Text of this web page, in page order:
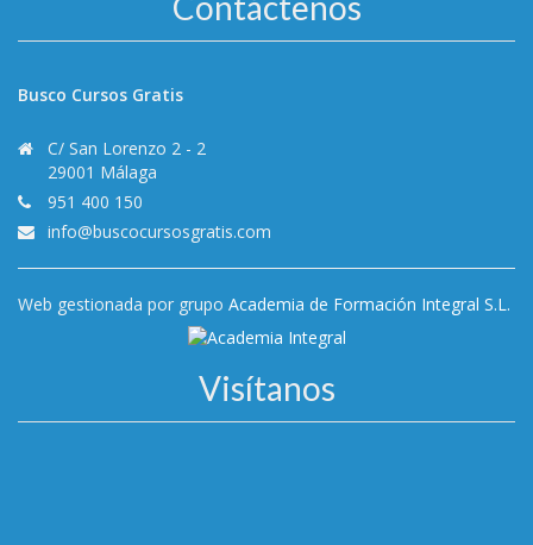
Busco Cursos Gratis
C/ San Lorenzo 2 - 2
29001 Málaga
951 400 150
info@buscocursosgratis.com
Web gestionada por grupo Academia de Formación Integral S.L.
Visítanos